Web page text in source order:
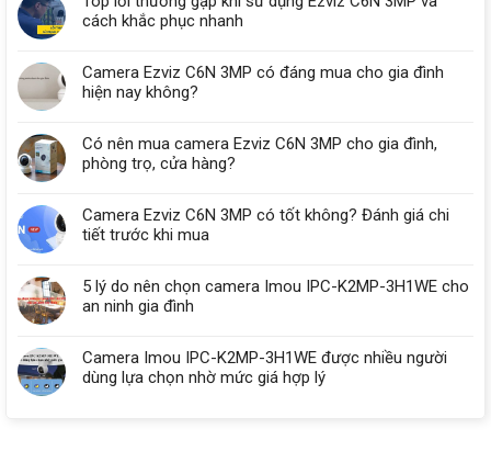
cách khắc phục nhanh
Camera Ezviz C6N 3MP có đáng mua cho gia đình
hiện nay không?
Có nên mua camera Ezviz C6N 3MP cho gia đình,
phòng trọ, cửa hàng?
Camera Ezviz C6N 3MP có tốt không? Đánh giá chi
tiết trước khi mua
5 lý do nên chọn camera Imou IPC-K2MP-3H1WE cho
an ninh gia đình
Camera Imou IPC-K2MP-3H1WE được nhiều người
dùng lựa chọn nhờ mức giá hợp lý